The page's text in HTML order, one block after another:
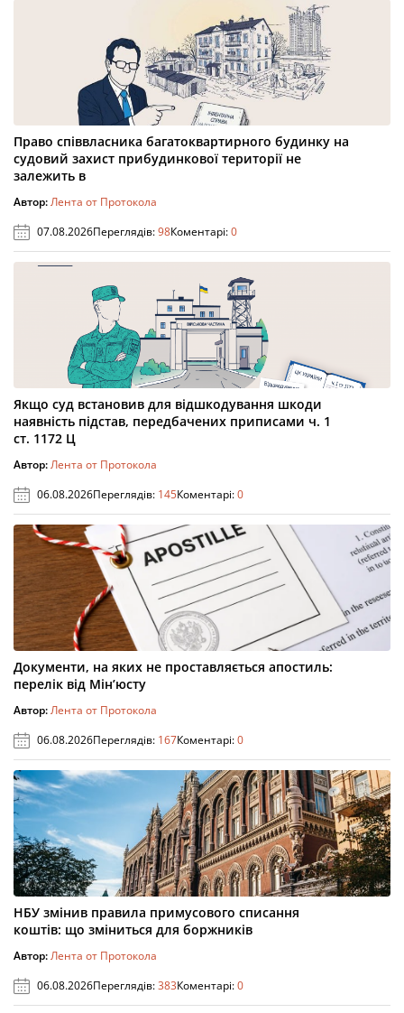
Право співвласника багатоквартирного будинку на
судовий захист прибудинкової території не
залежить в
Автор:Лента от Протокола
07.08.2026Переглядів:98Коментарі:0
Якщо суд встановив для відшкодування шкоди
наявність підстав, передбачених приписами ч. 1
ст. 1172 Ц
Автор:Лента от Протокола
06.08.2026Переглядів: 145Коментарі:0
Документи, на яких не проставляється апостиль:
перелік від Мін’юсту
Автор:Лента от Протокола
06.08.2026Переглядів: 167Коментарі:0
НБУ змінив правила примусового списання
коштів: що зміниться для боржників
Автор:Лента от Протокола
06.08.2026Переглядів:383Коментарі:0